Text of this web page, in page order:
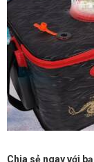
Chia sẻ ngay với